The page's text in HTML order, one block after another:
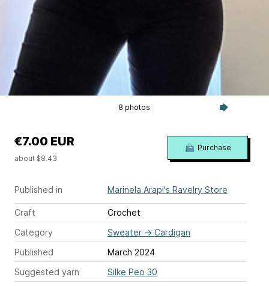
8 photos
Published in Marinela Arapi's Ravelry Store
Craft
Crochet
Category
Sweater → Cardigan
Published
March 2024
Suggested yarn
Silke Peo 30
€7.00 EUR
about $8.43
Purchase